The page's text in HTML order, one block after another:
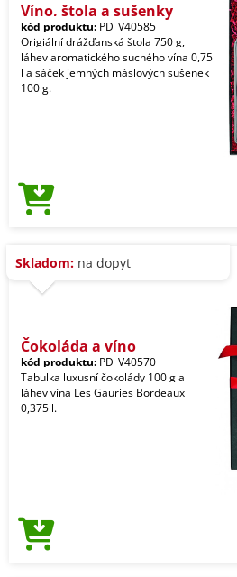
Víno, štola a sušenky
kód produktu: PD_V40585
Origiální drážďanská štola 750 g,
láhev aromatického suchého vína 0,75
l a sáček jemných máslových sušenek
100 g.
Skladom: na dopyt
Čokoláda a víno
kód produktu: PD_V40570
Tabulka luxusní čokolády 100 g a
láhev vína Les Gauries Bordeaux
0,375 l.